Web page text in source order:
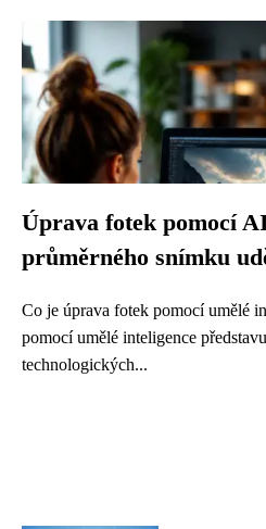
Úprava fotek pomocí
průměrného snímku
Co je úprava fotek pomocí umělé
pomocí umělé inteligence
technologických...